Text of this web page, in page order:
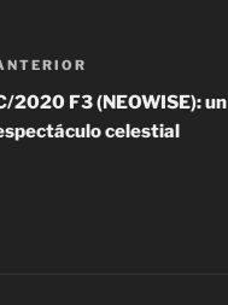
2020 F3 (NEOWISE): un
celestial